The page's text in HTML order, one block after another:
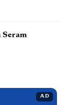
Seram
AD